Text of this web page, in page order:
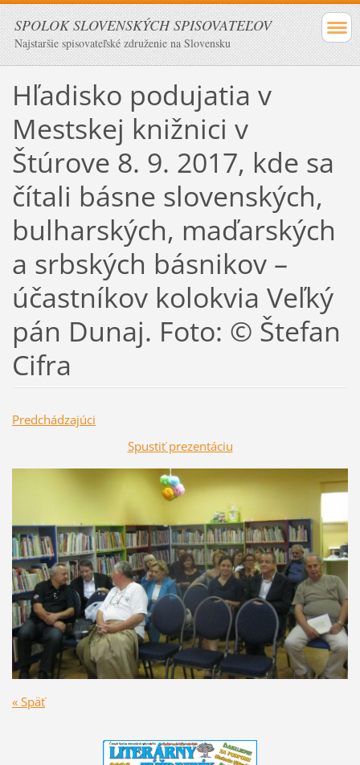
SPOLOK SLOVENSKÝCH SPISOVATEĽOV
Najstaršie spisovateľské združenie na Slovensku
Hľadisko podujatia v
Mestskej knižnici v
Štúrove 8. 9. 2017, kde sa
čítali básne slovenských,
bulharských, maďarských
a srbských básnikov –
účastníkov kolokvia Veľký
pán Dunaj. Foto: © Štefan
Cifra
Predchádzajúci
Spustiť prezentáciu
« Späť